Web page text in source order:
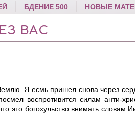
БДЕНИЕ 500 НОВЫЕ
ВАС
Я есмь пришел снова через
воспротивится силам анти-
это богохульство внимать словам